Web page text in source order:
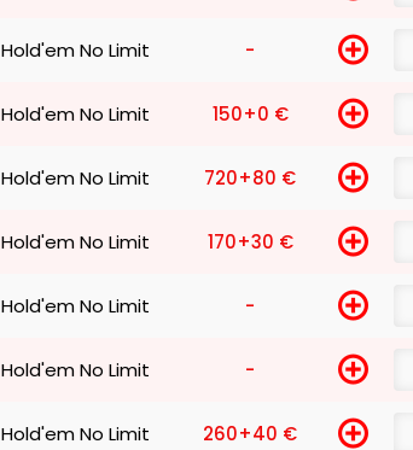
Hold'em No Limit -
Hold'em No Limit 150+0 €
Hold'em No Limit 720+80 €
Hold'em No Limit 170+30 €
Hold'em No Limit -
Hold'em No Limit -
Hold'em No Limit 260+40 €